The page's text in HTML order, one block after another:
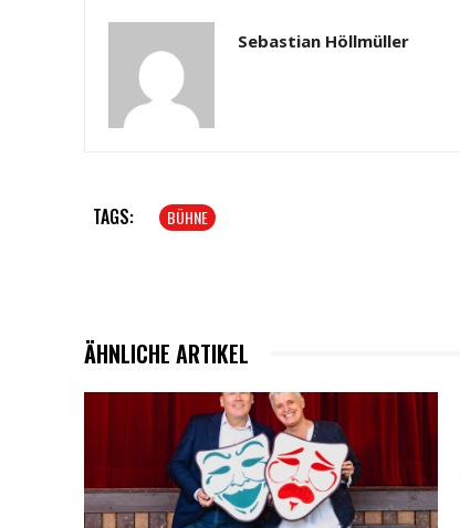
Sebastian Höllmüller
TAGS: BÜHNE
ÄHNLICHE ARTIKEL